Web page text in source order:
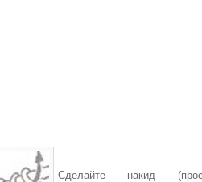
Сделайте накид